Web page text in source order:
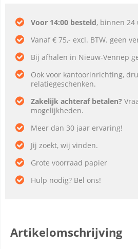
Voor 14:00 besteld, binnen 24
Vanaf € 75,- excl. BTW. geen
Bij afhalen in Nieuw-Vennep
Ook voor kantoorinrichting,
relatiegeschenken.
Zakelijk achteraf betalen?
mogelijkheden.
Meer dan 30 jaar ervaring!
Jij zoekt, wij vinden.
Grote voorraad papier
Hulp nodig? Bel ons!
Artikelomschrijving